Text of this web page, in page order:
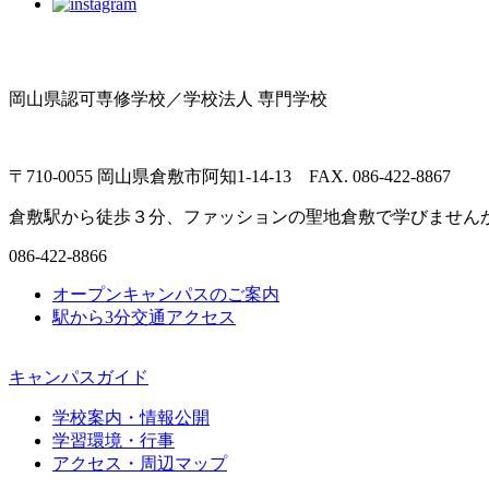
岡山県認可専修学校／学校法人 専門学校
〒710-0055 岡山県倉敷市阿知1-14-13 FAX. 086-422-8867
倉敷駅から徒歩３分、ファッションの聖地倉敷で学びません
086-422-8866
オープンキャンパスのご案内
駅から3分交通アクセス
キャンパスガイド
学校案内・情報公開
学習環境・行事
アクセス・周辺マップ